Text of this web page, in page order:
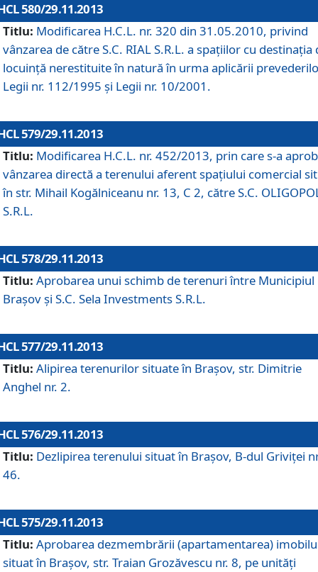
580/29.11.2013
Titlu: Modificarea H.C.L. nr. 320 din 31.05.2010, privind
vânzarea de către S.C. RIAL S.R.L. a spaţiilor cu destinaţia
locuinţă nerestituite în natură în urma aplicării
Legii nr. 112/1995 şi Legii nr. 10/2001.
579/29.11.2013
Titlu: Modificarea H.C.L. nr. 452/2013, prin care s-a
vânzarea directă a terenului aferent spaţiului comercial
în str. Mihail Kogălniceanu nr. 13, C 2, către S.C.
S.R.L.
578/29.11.2013
Titlu: Aprobarea unui schimb de terenuri între Municipiul
Braşov şi S.C. Sela Investments S.R.L.
577/29.11.2013
Titlu: Alipirea terenurilor situate în Braşov, str. Dimitrie
Anghel nr. 2.
576/29.11.2013
Titlu: Dezlipirea terenului situat în Braşov, B-dul Griviţei
46.
575/29.11.2013
Titlu: Aprobarea dezmembrării (apartamentarea)
situat în Braşov, str. Traian Grozăvescu nr. 8, pe unităţi